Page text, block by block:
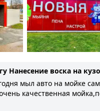
Нанесение воска на
мыл авто на мойке
качественная
смывает,воск